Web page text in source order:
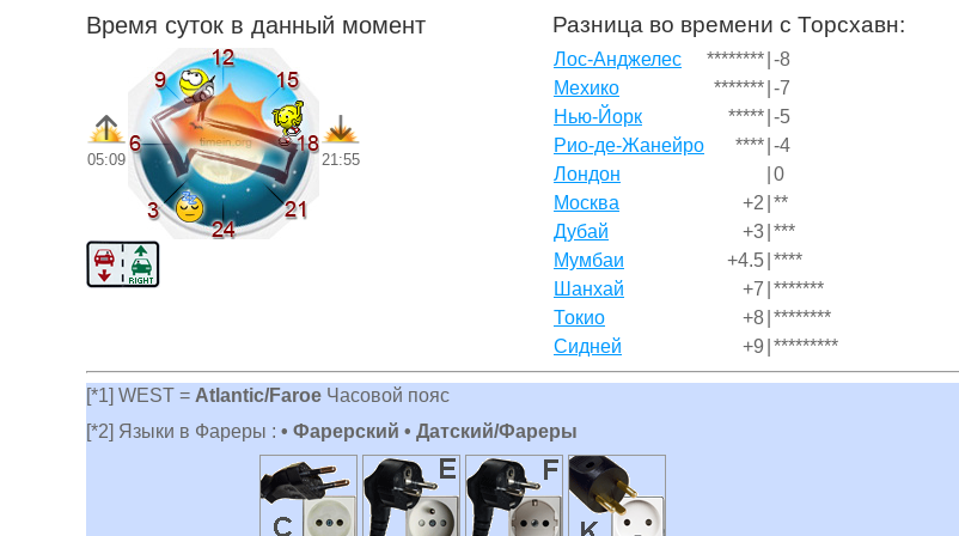
Время суток в данный момент
05:09 21:55
Разница во времени с Торсхавн:
Лос-Анджелес ******** -8
Мехико
******* -7
Нью-Йорк
***** -5
Рио-де-Жанейро
**** -4
Лондон
0
Москва
+2 **
Дубай
+3 ***
Мумбаи
+4.5 ****
Шанхай
+7 *******
Токио
+8 ********
Сидней
+9 *********
[*1] WEST = Atlantic/Faroe Часовой пояс
[*2] Языки в Фареры : • Фарерский • Датский/Фареры